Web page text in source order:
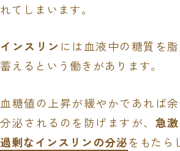
れてしまいます。
インスリン には血液中の糖質を
蓄えるという働きがあります。
血糖値の上昇が緩やかであれば
分泌されるのを防げますが、 急
過剰なインスリンの分泌をもたら